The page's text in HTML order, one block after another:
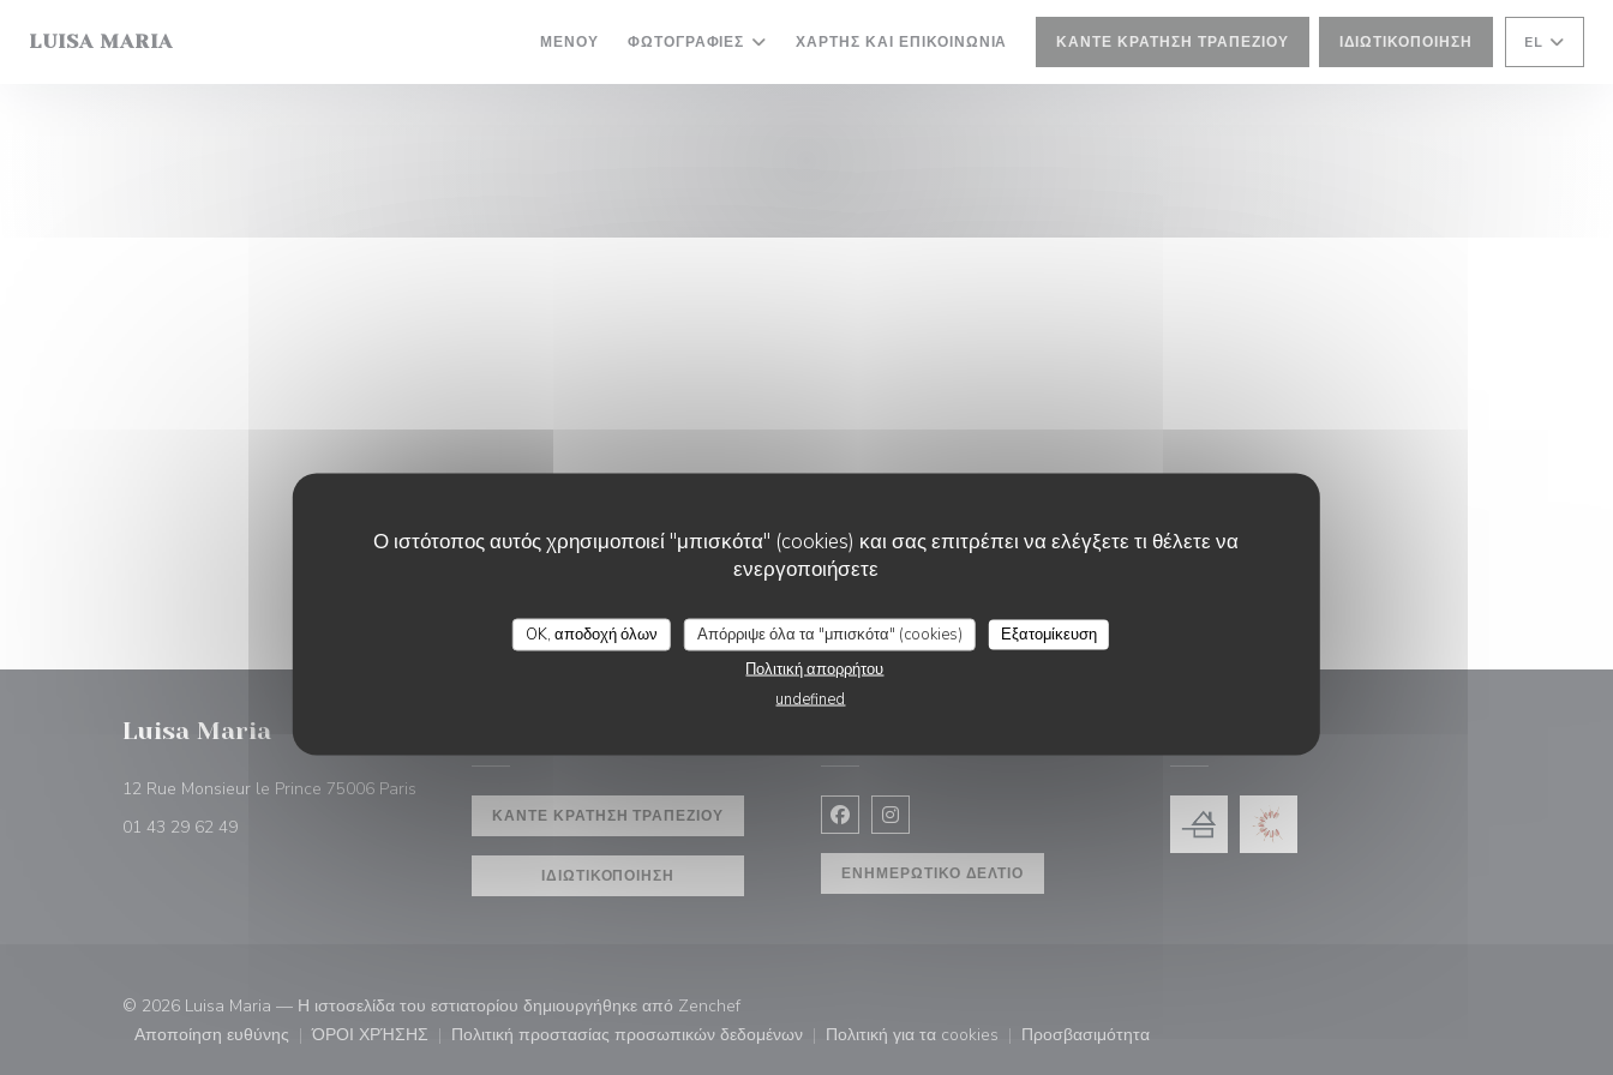
Ο ιστότοπος αυτός χρησιμοποιεί "μπισκότα" (cookies) και σας επιτρέπει να ελέγξετε τι θέλετε να
ενεργοποιήσετε
OK, αποδοχή όλων Απόρριψε όλα τα "μπισκότα" (cookies)
Εξατομίκευση
Πολιτική απορρήτου
undefined
LUISA MARIA ΜΕΝΟΎ ΦΩΤΟΓΡΑΦΊΕΣ ΧΆΡΤΗΣ ΚΑΙ ΕΠΙΚΟΙΝΩΝΊΑ ΚΆΝΤΕ ΚΡΆΤΗΣΗ ΤΡΑΠΕΖΙΟΎ ΙΔΙΩΤΙΚΟΠΟΊΗΣΗ EL
Luisa Maria
12 Rue Monsieur le Prince 75006 Paris
01 43 29 62 49
ΚΆΝΤΕ ΚΡΆΤΗΣΗ ΤΡΑΠΕΖΙΟΎ
ΙΔΙΩΤΙΚΟΠΟΊΗΣΗ
Facebook ((ανοίγει σε νέο παράθυρο))
Instagram ((ανοίγει σε νέο παράθυρο))
ΕΝΗΜΕΡΩΤΙΚΌ ΔΕΛΤΊΟ
© 2026 Luisa Maria — Η ιστοσελίδα του εστιατορίου δημιουργήθηκε από Zenchef((ανοίγει σε νέο παράθυρο))
Αποποίηση ευθύνης
((ανοίγει σε νέο παράθυρο))
ΌΡΟΙ ΧΡΉΣΗΣ
((ανοίγει σε νέο παράθυρο))
Πολιτική προστασίας προσωπικών δεδομένων
((ανοίγει σε νέο παράθυρο))
Πολιτική για τα cookies
((ανοίγει σε νέο παράθυρο))
Προσβασιμότητα
((ανοίγει σε νέο παράθυρο))
LUISA MARIA